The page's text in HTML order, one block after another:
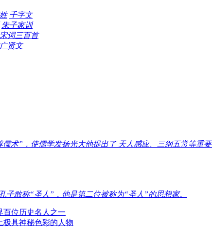
千字文
朱子家训
宋词三百首
贤文
儒术”，使儒学发扬光大他提出了 天人感应、三纲五常等重
子敢称“圣人”，他是第二位被称为“圣人”的思想家。
百位历史名人之一
极具神秘色彩的人物